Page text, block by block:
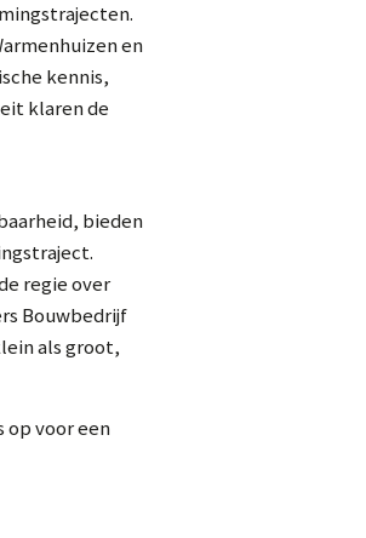
en
kennis,
klaren de
bieden
regie over
Bouwbedrijf
als groot,
op voor een
Aanmelden nieuwsbrief